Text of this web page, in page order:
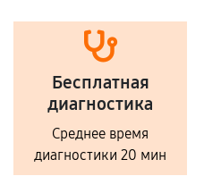
Бесплатная
диагностика
Среднее время
диагностики 20 мин